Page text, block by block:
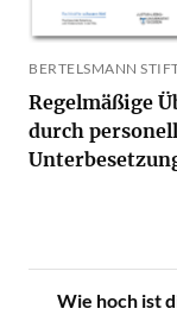
BERTELSMANN
Regelmäßige
durch
Wie hoch ist